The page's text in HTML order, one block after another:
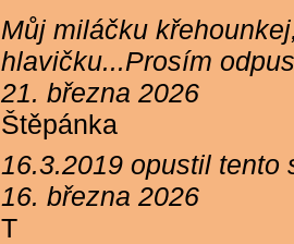
Můj miláčku
hlavičku...Prosím
21. března 2026
Štěpánka
16.3.2019 opustil
16. března 2026
T